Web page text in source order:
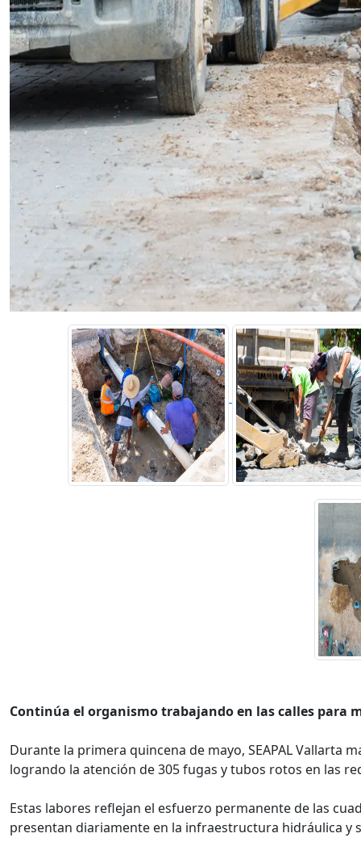
Continúa el organismo trabajando en las calles para
Durante la primera quincena de mayo, SEAPAL Vallarta
logrando la atención de 305 fugas y tubos rotos en las
Estas labores reflejan el esfuerzo permanente de las
presentan diariamente en la infraestructura hidráulica y